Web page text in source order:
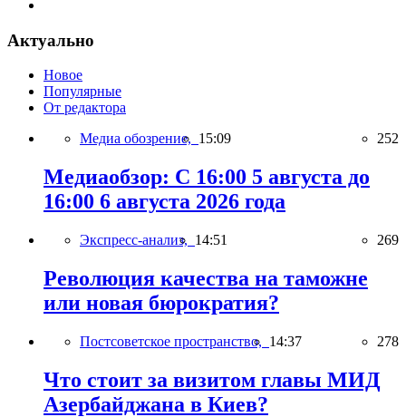
Актуально
Новое
Популярные
От редактора
Медиа обозрение, 15:09 252
Медиаобзор: С 16:00 5 августа до
16:00 6 августа 2026 года
Экспресс-анализ, 14:51 269
Революция качества на таможне
или новая бюрократия?
Постсоветское пространство, 14:37 278
Что стоит за визитом главы МИД
Азербайджана в Киев?